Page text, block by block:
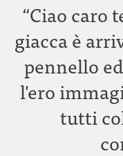
“Ciao caro
giacca è
pennello
l'ero
tutti